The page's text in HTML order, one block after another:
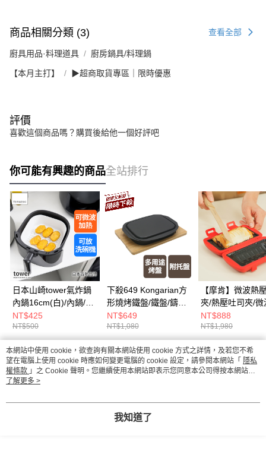
商品相關分類 (3) 查看全部
廚具用品·料理道具 廚房鍋具/料理鍋
【本月主打】 ▶超商取貨專區｜限時優惠
評價
喜歡這個商品嗎？購買後給他一個好評吧
你可能有興趣的商品全站排行
日本山崎tower氣炸鍋
內鍋16cm(白)/內鍋/矽
膠內鍋/矽膠鍋具
NT$425
NT$500
下殺649 Kongarian方
形燒烤鐵盤/鐵盤/鑄鐵
盤/不沾烤盤
NT$649
NT$1,080
【摩肯】微波熱
夾/熱壓吐司夾/微
理工具/早餐料理
NT$888
NT$1,980
熱門標籤
本網站中使用 cookie，欲查詢有關本網站使用 cookie 方式之詳情，及若您不希
望在電腦上使用 cookie 時應如何變更電腦的 cookie 設定，請參閱本網站「 隱私
權條款 」之 Cookie 聲明。您繼續使用本網站即表示您同意本公司得按本網站使
用條款之 Cookie 聲明使用 cookie。
了解更多 >
我知道了